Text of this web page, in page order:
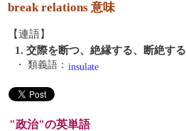
break relations 意味
【連語】
1. 交際を断つ、絶縁する、断絶する
・ 類義語： insulate
"政治"の英単語